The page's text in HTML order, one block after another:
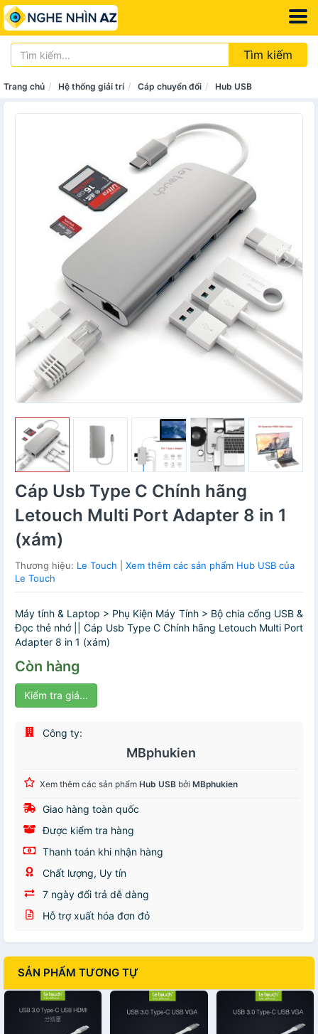
Tìm kiếm
Trang chủ Hệ thống giải trí Cáp chuyển đổi Hub USB
Cáp Usb Type C Chính hãng
Letouch Multi Port Adapter 8 in 1
(xám)
Thương hiệu: Le Touch
Xem thêm các sản phẩm Hub USB của
Le Touch
Máy tính & Laptop > Phụ Kiện Máy Tính > Bộ chia cổng USB &
Đọc thẻ nhớ || Cáp Usb Type C Chính hãng Letouch Multi Port
Adapter 8 in 1 (xám)
Còn hàng
Kiểm tra giá...
Công ty:
MBphukien
Xem thêm các sản phẩm Hub USB bởi MBphukien
Giao hàng toàn quốc
Được kiểm tra hàng
Thanh toán khi nhận hàng
Chất lượng, Uy tín
7 ngày đổi trả dễ dàng
Hỗ trợ xuất hóa đơn đỏ
SẢN PHẨM TƯƠNG TỰ